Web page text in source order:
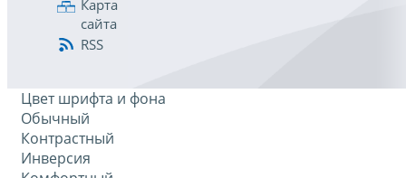
Карта
сайта
RSS
Цвет шрифта и фона
Обычный
Контрастный
Инверсия